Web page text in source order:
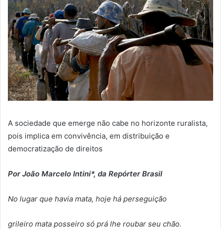
A sociedade que emerge não cabe no horizonte ruralista,
pois implica em convivência, em distribuição e
democratização de direitos
Por João Marcelo Intini*, da Repórter Brasil
No lugar que havia mata, hoje há perseguição
grileiro mata posseiro só prá lhe roubar seu chão.